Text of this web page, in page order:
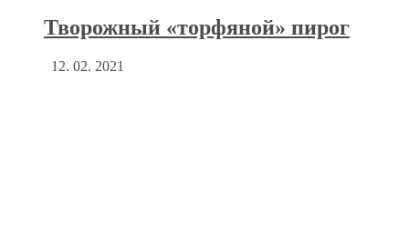
Творожный «торфяной» пирог
12. 02. 2021